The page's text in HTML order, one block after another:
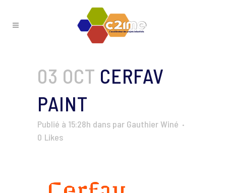
03 OCT CERFAV
PAINT
Publié à 15:28h dans par Gauthier Winé
0 Likes